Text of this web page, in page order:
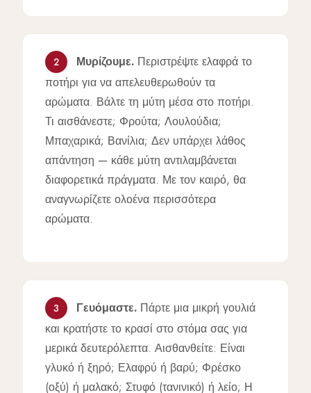
2 Μυρίζουμε.Περιστρέψτε ελαφρά το
ποτήρι για να απελευθερωθούν τα
αρώματα. Βάλτε τη μύτη μέσα στο ποτήρι.
Τι αισθάνεστε; Φρούτα; Λουλούδια;
Μπαχαρικά; Βανίλια; Δεν υπάρχει λάθος
απάντηση — κάθε μύτη αντιλαμβάνεται
διαφορετικά πράγματα. Με τον καιρό, θα
αναγνωρίζετε ολοένα περισσότερα
αρώματα.
3 Γευόμαστε.Πάρτε μια μικρή γουλιά
και κρατήστε το κρασί στο στόμα σας για
μερικά δευτερόλεπτα. Αισθανθείτε: Είναι
γλυκό ή ξηρό; Ελαφρύ ή βαρύ; Φρέσκο
(οξύ) ή μαλακό; Στυφό (τανινικό) ή λείο; Η